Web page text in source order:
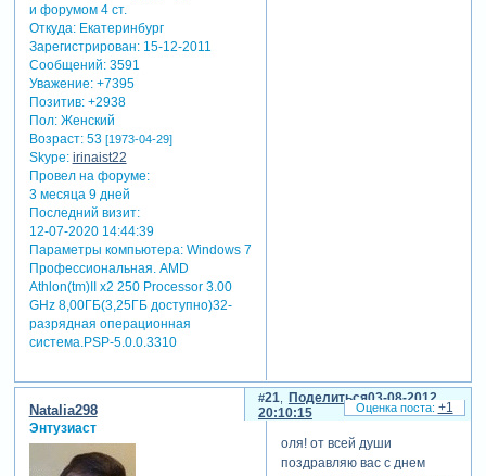
Откуда:Екатеринбург
Зарегистрирован: 15-12-2011
Сообщений:3591
Уважение: +7395
Позитив: +2938
Пол:Женский
Возраст:53 [1973-04-29]
Skype: irinaist22
Провел на форуме:
3 месяца 9 дней
Последний визит:
12-07-2020 14:44:39
Параметры компьютера:Windows 7
Профессиональная. AMD
Athlon(tm)II x2 250 Processor 3.00
GHz 8,00ГБ(3,25ГБ доступно)32-
разрядная операционная
система.PSP-5.0.0.3310
Поделиться
21
03-08-2012
20:10:15
Natalia298
Энтузиаст
оля! от всей души
поздравляю вас с днем
+1